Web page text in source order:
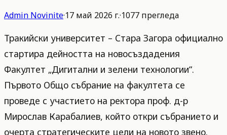
Admin Novinite·17 май 2026 г.·1077 прегледа
Тракийски университет – Стара Загора официално
стартира дейността на новосъздадения
Факултет „Дигитални и зелени технологии“.
Първото Общо събрание на факултета се
проведе с участието на ректора проф. д-р
Мирослав Карабалиев, който откри събранието и
очерта стратегическите цели на новото звено.